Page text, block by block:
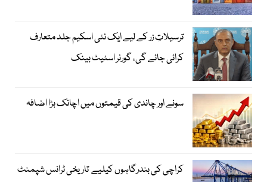
ترسیلاتِ زر کے لیے ایک نئی اسکیم جلد متعارف
کرائی جائے گی، گورنر اسٹیٹ بینک
سونے اور چاندی کی قیمتوں میں اچانک بڑا اضافہ
کراچی کی بندرگاہوں کیلیے تاریخی ٹرانس شپمنٹ